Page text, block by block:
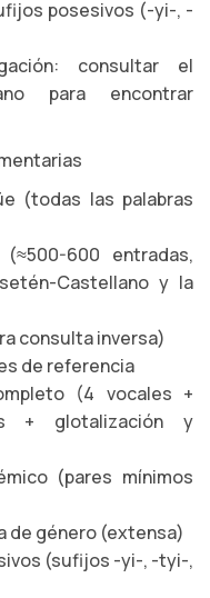
posesivos (-yi-, -
consultar el
para encontrar
(todas las palabras
600 entradas,
Castellano y la
consulta inversa)
de referencia
(4 vocales +
+ glotalización y
(pares mínimos
de género (extensa)
(sufijos -yi-, -tyi-,